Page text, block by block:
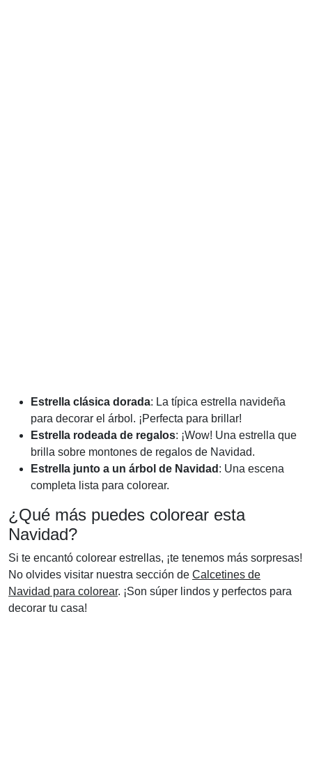
Estrella clásica dorada: La típica estrella navideña
para decorar el árbol. ¡Perfecta para brillar!
Estrella rodeada de regalos: ¡Wow! Una estrella que
brilla sobre montones de regalos de Navidad.
Estrella junto a un árbol de Navidad : Una escena
completa lista para colorear.
¿Qué más puedes colorear esta
Navidad?
Si te encantó colorear estrellas, ¡te tenemos más sorpresas!
No olvides visitar nuestra sección de Calcetines de
Navidad para colorear. ¡Son súper lindos y perfectos para
decorar tu casa!